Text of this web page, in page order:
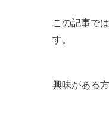
この記事で
す。
興味がある